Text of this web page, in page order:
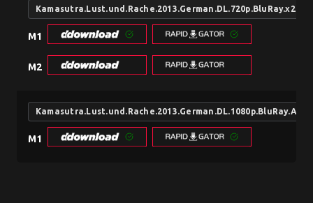
Kamasutra.Lust.und.Rache.2013.German.DL.720p.BluRay.x264-
M1
M2
M1